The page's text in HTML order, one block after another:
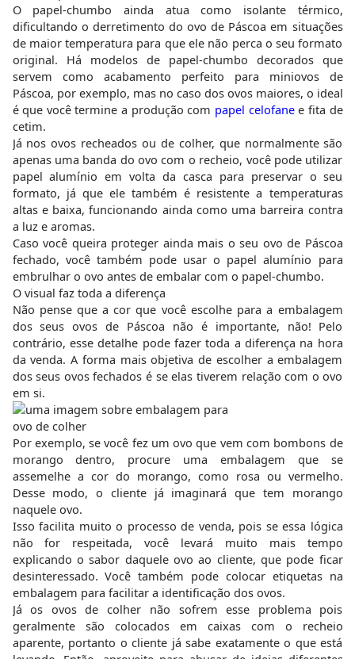
O papel-chumbo ainda atua como isolante térmico,
dificultando o derretimento do ovo de Páscoa em situações
de maior temperatura para que ele não perca o seu formato
original. Há modelos de papel-chumbo decorados que
servem como acabamento perfeito para miniovos de
Páscoa, por exemplo, mas no caso dos ovos maiores, o ideal
é que você termine a produção com papel celofanee fita de
cetim.
Já nos ovos recheados ou de colher, que normalmente são
apenas uma banda do ovo com o recheio, você pode utilizar
papel alumínio em volta da casca para preservar o seu
formato, já que ele também é resistente a temperaturas
altas e baixa, funcionando ainda como uma barreira contra
a luz e aromas.
Caso você queira proteger ainda mais o seu ovo de Páscoa
fechado, você também pode usar o papel alumínio para
embrulhar o ovo antes de embalar com o papel-chumbo.
O visual faz toda a diferença
Não pense que a cor que você escolhe para a embalagem
dos seus ovos de Páscoa não é importante, não! Pelo
contrário, esse detalhe pode fazer toda a diferença na hora
da venda. A forma mais objetiva de escolher a embalagem
dos seus ovos fechados é se elas tiverem relação com o ovo
em si.
Por exemplo, se você fez um ovo que vem com bombons de
morango dentro, procure uma embalagem que se
assemelhe a cor do morango, como rosa ou vermelho.
Desse modo, o cliente já imaginará que tem morango
naquele ovo.
Isso facilita muito o processo de venda, pois se essa lógica
não for respeitada, você levará muito mais tempo
explicando o sabor daquele ovo ao cliente, que pode ficar
desinteressado. Você também pode colocar etiquetas na
embalagem para facilitar a identificação dos ovos.
Já os ovos de colher não sofrem esse problema pois
geralmente são colocados em caixas com o recheio
aparente, portanto o cliente já sabe exatamente o que está